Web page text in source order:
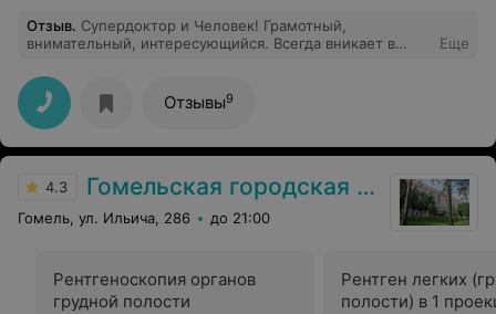
Отзыв. Супердоктор и Человек! Грамотный,
внимательный, интересующийся. Всегда вникает в
человек на своем месте, горящий медициной,
работающий на износ. Очень рекомендую!
Еще
Отзывы9
4.3 Гомельская городская клиническая больница №3
Гомель, ул. Ильича, 286 до 21:00
Рентгеноскопия органов
грудной полости
Рентген легких
полости) в 1